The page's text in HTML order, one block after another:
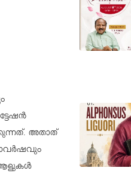
അതാത്
ആളുകൾ